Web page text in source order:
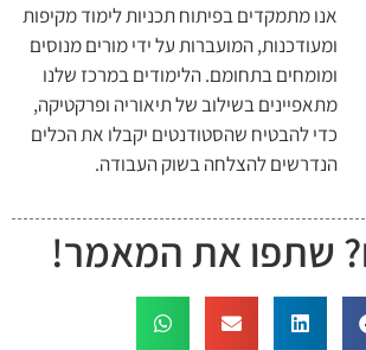
אנו מתמקדים בפיתוח תכניות לימוד מקיפות
ומעודכנות, המועברות על ידי מורים מנוסים
ומומחים בתחומם. הלימודים במרכז שלנו
מתאפיינים בשילוב של תיאוריה ופרקטיקה,
כדי להבטיח שהסטודנטים יקבלו את הכלים
הנדרשים להצלחה בשוק העבודה.
שתפו את המאמר!